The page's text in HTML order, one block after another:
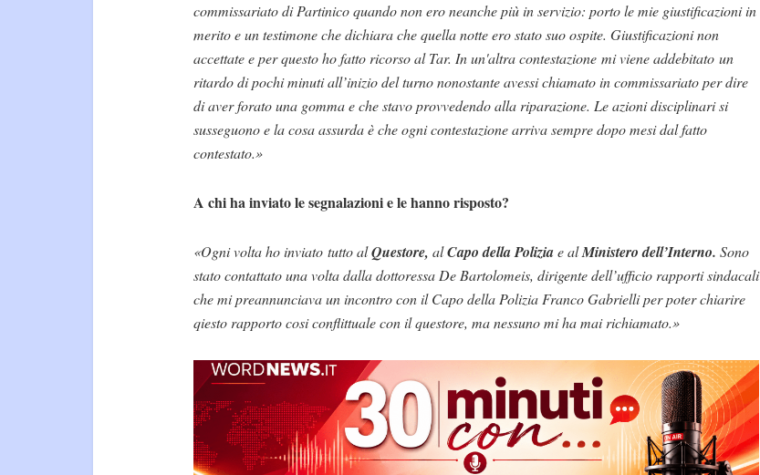
commissariato di Partinico quando non ero neanche più in servizio: porto le mie giustificazioni in
merito e un testimone che dichiara che quella notte ero stato suo ospite. Giustificazioni non
accettate e per questo ho fatto ricorso al Tar. In un'altra contestazione mi viene addebitato un
ritardo di pochi minuti all’inizio del turno nonostante avessi chiamato in commissariato per dire
di aver forato una gomma e che stavo provvedendo alla riparazione. Le azioni disciplinari si
susseguono e la cosa assurda è che ogni contestazione arriva sempre dopo mesi dal fatto
contestato.»
A chi ha inviato le segnalazioni e le hanno risposto?
«Ogni volta ho inviato tutto alQuestore, alCapo della Poliziae alMinistero dell’Interno. Sono
stato contattato una volta dalla dottoressa De Bartolomeis, dirigente dell’ufficio rapporti sindacali
che mi preannunciava un incontro con il Capo della Polizia Franco Gabrielli per poter chiarire
qiesto rapporto cosi conflittuale con il questore, ma nessuno mi ha mai richiamato.»